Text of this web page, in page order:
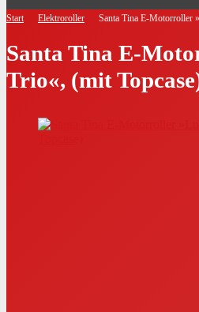
Start Elektroroller Santa Tina E-Motorroller
Santa Tina E-
Trio«, (mit